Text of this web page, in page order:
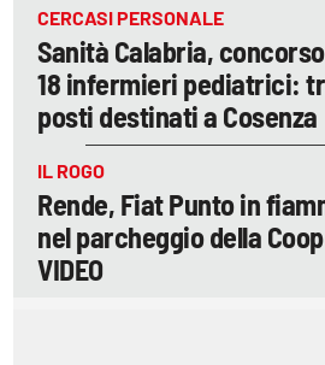
CERCASI PERSONALE
Sanità Calabria,
18 infermieri pediatrici:
posti destinati a Cosenza
IL ROGO
Rende, Fiat Punto in
nel parcheggio della
VIDEO